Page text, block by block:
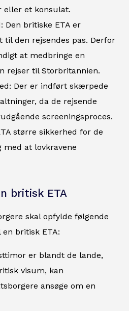
eller et konsulat.
Den britiske ETA er
til den rejsendes pas. Derfor
at medbringe en
rejser til Storbritannien.
Der er indført skærpede
da de rejsende
screeningsproces.
større sikkerhed for de
med at lovkravene
britisk ETA
skal opfylde følgende
britisk ETA:
er blandt de lande,
visum, kan
ansøge om en